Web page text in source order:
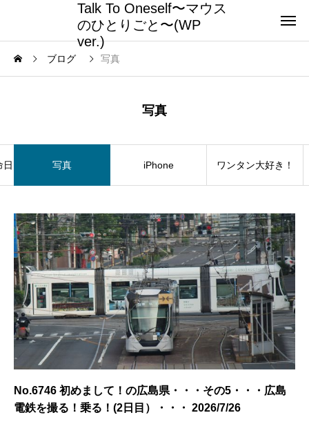
Talk To Oneself〜マウス
のひとりごと〜(WP
ver.)
ブログ 写真
写真
日 写真 iPhone ワンタン大好き！
No.6746 初めまして！の広島県・・・その5・・・広島
電鉄を撮る！乗る！(2日目）・・・ 2026/7/26